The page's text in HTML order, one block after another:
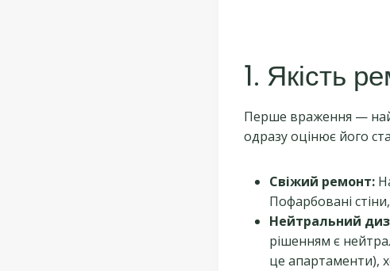
1. Якість
Перше враження —
одразу оцінює його
Свіжий ремонт:
Пофарбовані
Нейтральний
рішенням є
це апартаменти),